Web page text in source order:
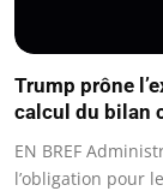
Trump prône
calcul du bilan
EN BREF
l’obligation pour